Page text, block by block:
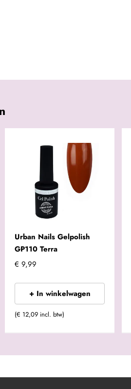
Urban Nails Gelpolish
GP110 Terra
€ 9,99
+ In winkelwagen
(€ 12,09 incl. btw)